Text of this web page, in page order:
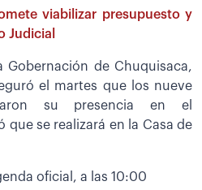
viabilizar presupuesto y
Judicial
Gobernación de Chuquisaca,
el martes que los nueve
su presencia en el
que se realizará en la Casa de
oficial, a las 10:00